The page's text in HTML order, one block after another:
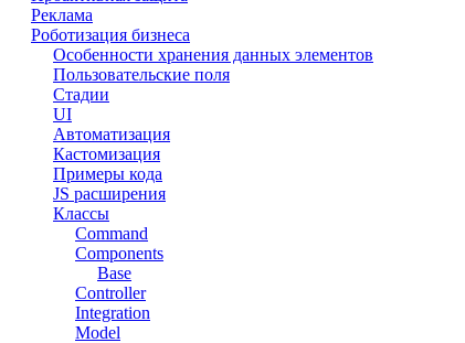
Реклама
Роботизация бизнеса
Особенности хранения данных элементов
Пользовательские поля
Стадии
UI
Автоматизация
Кастомизация
Примеры кода
JS расширения
Классы
Command
Components
Base
Controller
Integration
Model